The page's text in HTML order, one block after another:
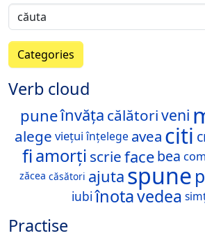
Categories
Verb cloud
puneînvăța călătoriveni
alege viețui înțelege avea citi
fiamorți scriefacebea
zăcea căsători ajuta spune
iubi înotavedea
Practise